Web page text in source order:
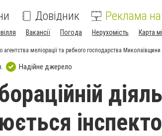
Довідник Реклама на
Вакансії Погода Нерухомість Карта
меліорації та рибного господарства Миколаївщини
Надійне джерело